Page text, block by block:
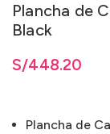
Plancha de
Black
S/448.20
Plancha de